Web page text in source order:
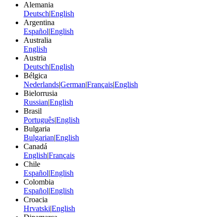
Alemania
DeutschEnglish
Argentina
EspañolEnglish
Australia
English
Austria
DeutschEnglish
Bélgica
NederlandsGermanFrançaisEnglish
Bielorrusia
RussianEnglish
Brasil
PortuguêsEnglish
Bulgaria
BulgarianEnglish
Canadá
EnglishFrançais
Chile
EspañolEnglish
Colombia
EspañolEnglish
Croacia
HrvatskiEnglish